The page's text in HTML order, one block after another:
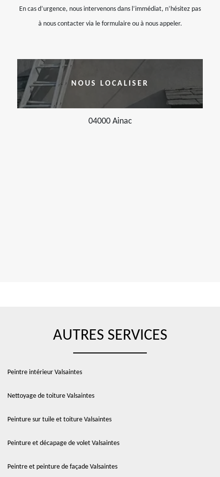
En cas d’urgence, nous intervenons dans l’immédiat, n’hésitez pas
à nous contacter via le formulaire ou à nous appeler.
NOUS LOCALISER
04000 Ainac
AUTRES SERVICES
Peintre intérieur Valsaintes
Nettoyage de toiture Valsaintes
Peinture sur tuile et toiture Valsaintes
Peinture et décapage de volet Valsaintes
Peintre et peinture de façade Valsaintes